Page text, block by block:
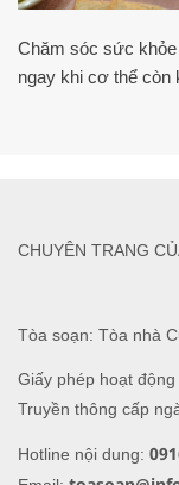
Chăm sóc sức
ngay khi cơ thể còn
Tòa soạn: Tòa nhà
Giấy phép hoạt
Truyền thông cấp
Hotline nội dung:
CHUYÊN TRANG